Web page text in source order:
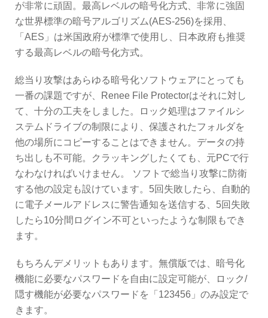
が非常に頑固。最高レベルの暗号化方式、非常に強固
な世界標準の暗号アルゴリズム(AES-256)を採用、
「AES」は米国政府が標準で使用し、日本政府も推奨
する最高レベルの暗号化方式。
総当り攻撃はあらゆる暗号化ソフトウェアにとっても
一番の課題ですが、Renee File Protectorはそれに対し
て、十分の工夫をしました。ロック処理はファイルシ
ステムドライブの制限により、保護されたフォルダを
他の場所にコピーすることはできません。データの持
ち出しも不可能。クラッキングしたくても、元PCで行
なわなければいけません。 ソフトで総当り攻撃に防衛
する他の設定も設けています。5回失敗したら、自動的
に電子メールアドレスに警告通知を送信する、5回失敗
したら10分間ログイン不可といったような制限もでき
ます。
もちろんデメリットもあります。無償版では、暗号化
機能に必要なパスワードを自由に設定可能が、ロック/
隠す機能が必要なパスワードを「123456」のみ設定で
きます。